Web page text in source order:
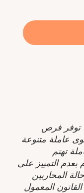
فرص
متنوعة
التمييز على
المعمول